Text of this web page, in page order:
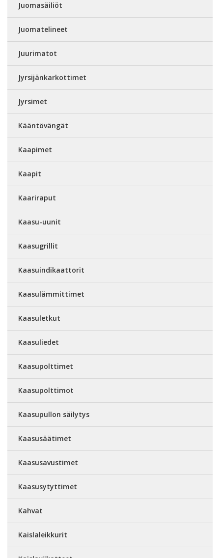
Juomasäiliöt
Juomatelineet
Juurimatot
Jyrsijänkarkottimet
Jyrsimet
Kääntövängät
Kaapimet
Kaapit
Kaariraput
Kaasu-uunit
Kaasugrillit
Kaasuindikaattorit
Kaasulämmittimet
Kaasuletkut
Kaasuliedet
Kaasupolttimet
Kaasupolttimot
Kaasupullon säilytys
Kaasusäätimet
Kaasusavustimet
Kaasusytyttimet
Kahvat
Kaislaleikkurit